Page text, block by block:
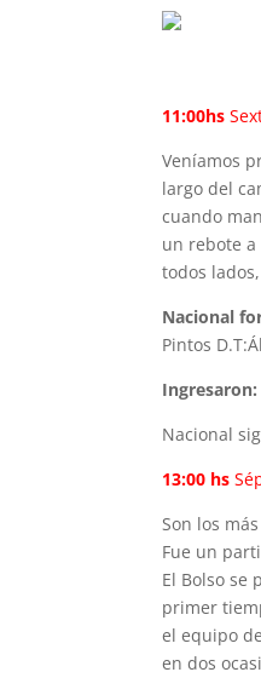
11:00hs
Veníamos
largo del
cuando
un rebote
todos
Nacional
Pintos
Ingresaron:
Nacional
13:00 hs
Son los
Fue un
El Bolso se
primer
el equipo
en dos